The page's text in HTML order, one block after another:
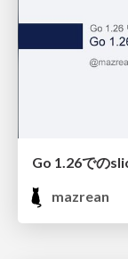
mazrean